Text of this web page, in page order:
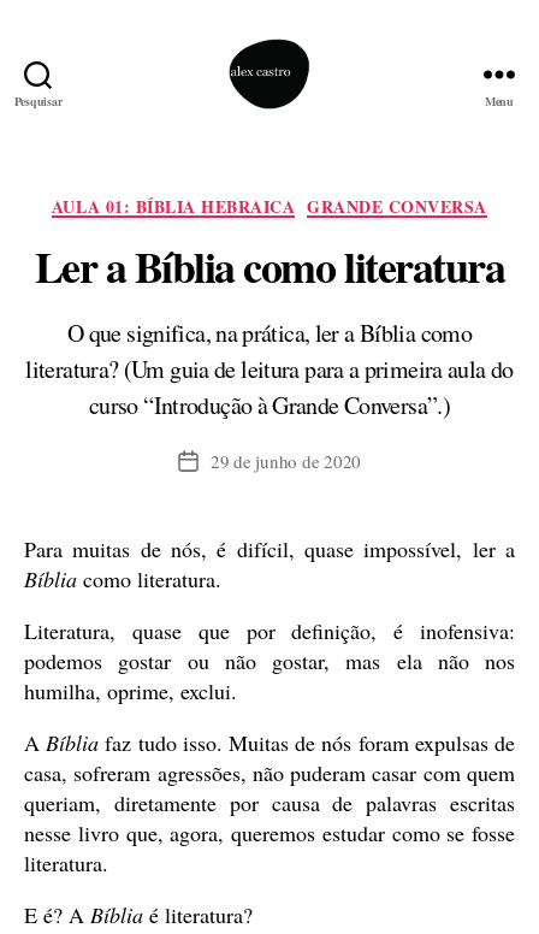
Pesquisar Menu
Categorias
AULA 01: BÍBLIA HEBRAICA GRANDE CONVERSA
Ler a Bíblia como literatura
O que significa, na prática, ler a Bíblia como
literatura? (Um guia de leitura para a primeira aula do
curso “Introdução à Grande Conversa”.)
Data29 de junho de 2020
Para muitas de nós, é difícil, quase impossível, ler a
Bíblia como literatura.
Literatura, quase que por definição, é inofensiva:
podemos gostar ou não gostar, mas ela não nos
humilha, oprime, exclui.
ABíbliafaz tudo isso. Muitas de nós foram expulsas de
casa, sofreram agressões, não puderam casar com quem
queriam, diretamente por causa de palavras escritas
nesse livro que, agora, queremos estudar como se fosse
literatura.
E é? A Bíblia é literatura?